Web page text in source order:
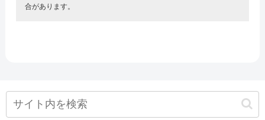
合があります。